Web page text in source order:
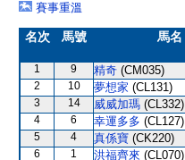
賽事重溫
名次 馬號 馬名
1 9 精奇 (CM035)
2 10 夢想家 (CL131)
3 14 威威加瑪 (CL332)
4 6 幸運多多 (CL127)
5 4 真係寶 (CK220)
6 1 洪福齊來 (CL070)